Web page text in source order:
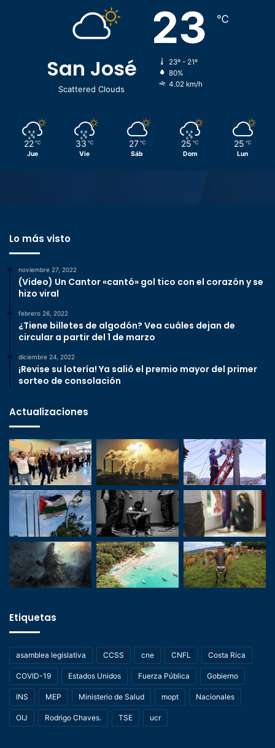
San José
Scattered Clouds
23 ℃
23º - 21º
80%
4.02 km/h
22 ℃
Jue
33 ℃
Vie
27 ℃
Sáb
25 ℃
Dom
25 ℃
Lun
Lo más visto
noviembre 27, 2022
(Video) Un Cantor «cantó» gol tico con el corazón y se
hizo viral
febrero 26, 2022
¿Tiene billetes de algodón? Vea cuáles dejan de
circular a partir del 1 de marzo
diciembre 24, 2022
¡Revise su lotería! Ya salió el premio mayor del primer
sorteo de consolación
Actualizaciones
Etiquetas
asamblea legislativa CCSS cne CNFL Costa Rica
COVID-19 Estados Unidos Fuerza Pública Gobierno
INS MEP Ministerio de Salud mopt Nacionales
OIJ Rodrigo Chaves. TSE ucr